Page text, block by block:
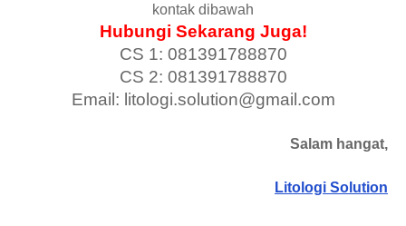
kontak dibawah
Hubungi Sekarang Juga!
CS 1: 081391788870
CS 2: 081391788870
Email: litologi.solution@gmail.com
Salam hangat,
Litologi Solution